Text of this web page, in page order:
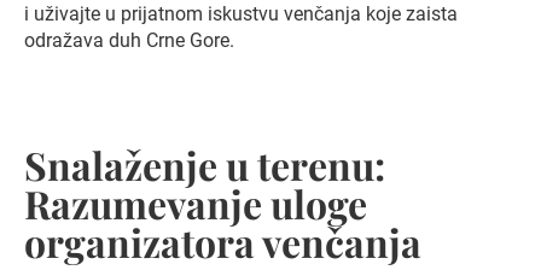
i uživajte u prijatnom iskustvu venčanja koje zaista
odražava duh Crne Gore.
Snalaženje u terenu:
Razumevanje uloge
organizatora venčanja